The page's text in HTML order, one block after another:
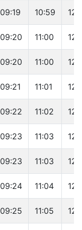
09:19 10:59
09:20 11:00
09:20 11:00
09:21 11:01
09:22 11:02
09:23 11:03
09:23 11:03
09:24 11:04
09:25 11:05